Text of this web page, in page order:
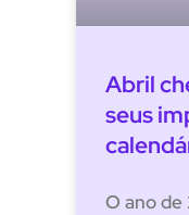
Abril
seus
O ano de